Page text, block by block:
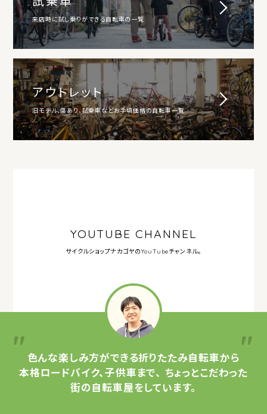
来店時に試し乗りができる自転車の一覧
アウトレット
旧モデル、傷あり、試乗車などお手頃価格の自転車一覧
YOUTUBE CHANNEL
サイクルショップナカゴヤのYouTubeチャンネル。
色んな楽しみ方ができる折りたたみ自転車から
本格ロードバイク、子供車まで、 ちょっとこだわった
街の自転車屋をしています。